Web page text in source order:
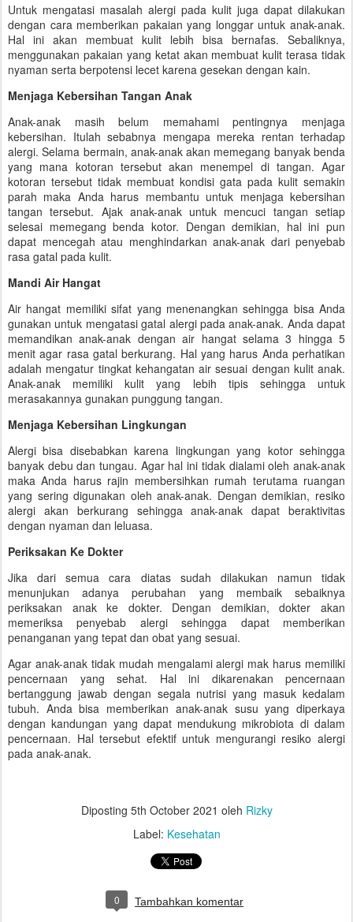
Untuk mengatasi masalah alergi pada kulit juga dapat dilakukan
dengan cara memberikan pakaian yang longgar untuk anak-anak.
Hal ini akan membuat kulit lebih bisa bernafas. Sebaliknya,
menggunakan pakaian yang ketat akan membuat kulit terasa tidak
nyaman serta berpotensi lecet karena gesekan dengan kain.
Menjaga Kebersihan Tangan Anak
Anak-anak masih belum memahami pentingnya menjaga
kebersihan. Itulah sebabnya mengapa mereka rentan terhadap
alergi. Selama bermain, anak-anak akan memegang banyak benda
yang mana kotoran tersebut akan menempel di tangan. Agar
kotoran tersebut tidak membuat kondisi gata pada kulit semakin
parah maka Anda harus membantu untuk menjaga kebersihan
tangan tersebut. Ajak anak-anak untuk mencuci tangan setiap
selesai memegang benda kotor. Dengan demikian, hal ini pun
dapat mencegah atau menghindarkan anak-anak dari penyebab
rasa gatal pada kulit.
Mandi Air Hangat
Air hangat memiliki sifat yang menenangkan sehingga bisa Anda
gunakan untuk mengatasi gatal alergi pada anak-anak. Anda dapat
memandikan anak-anak dengan air hangat selama 3 hingga 5
menit agar rasa gatal berkurang. Hal yang harus Anda perhatikan
adalah mengatur tingkat kehangatan air sesuai dengan kulit anak.
Anak-anak memiliki kulit yang lebih tipis sehingga untuk
merasakannya gunakan punggung tangan.
Menjaga Kebersihan Lingkungan
Alergi bisa disebabkan karena lingkungan yang kotor sehingga
banyak debu dan tungau. Agar hal ini tidak dialami oleh anak-anak
maka Anda harus rajin membersihkan rumah terutama ruangan
yang sering digunakan oleh anak-anak. Dengan demikian, resiko
alergi akan berkurang sehingga anak-anak dapat beraktivitas
dengan nyaman dan leluasa.
Periksakan Ke Dokter
Jika dari semua cara diatas sudah dilakukan namun tidak
menunjukan adanya perubahan yang membaik sebaiknya
periksakan anak ke dokter. Dengan demikian, dokter akan
memeriksa penyebab alergi sehingga dapat memberikan
penanganan yang tepat dan obat yang sesuai.
Agar anak-anak tidak mudah mengalami alergi mak harus memiliki
pencernaan yang sehat. Hal ini dikarenakan pencernaan
bertanggung jawab dengan segala nutrisi yang masuk kedalam
tubuh. Anda bisa memberikan anak-anak susu yang diperkaya
dengan kandungan yang dapat mendukung mikrobiota di dalam
pencernaan. Hal tersebut efektif untuk mengurangi resiko alergi
pada anak-anak.
Diposting 5th October 2021 oleh Rizky
Label: Kesehatan
0 Tambahkan komentar